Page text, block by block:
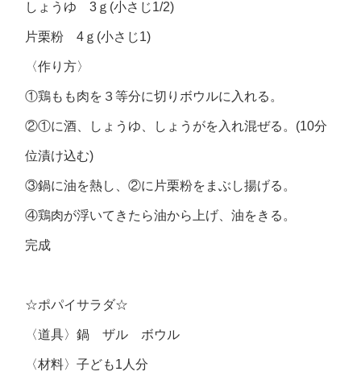
しょうゆ 3ｇ(小さじ1/2)
片栗粉 4ｇ(小さじ1)
〈作り方〉
①鶏もも肉を３等分に切りボウルに入れる。
②①に酒、しょうゆ、しょうがを入れ混ぜる。(10分
位漬け込む)
③鍋に油を熱し、②に片栗粉をまぶし揚げる。
④鶏肉が浮いてきたら油から上げ、油をきる。
完成
☆ポパイサラダ☆
〈道具〉鍋 ザル ボウル
〈材料〉子ども1人分